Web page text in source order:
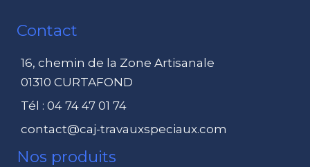
Contact
16, chemin de la Zone Artisanale
01310 CURTAFOND
Tél : 04 74 47 01 74
contact@caj-travauxspeciaux.com
Nos produits